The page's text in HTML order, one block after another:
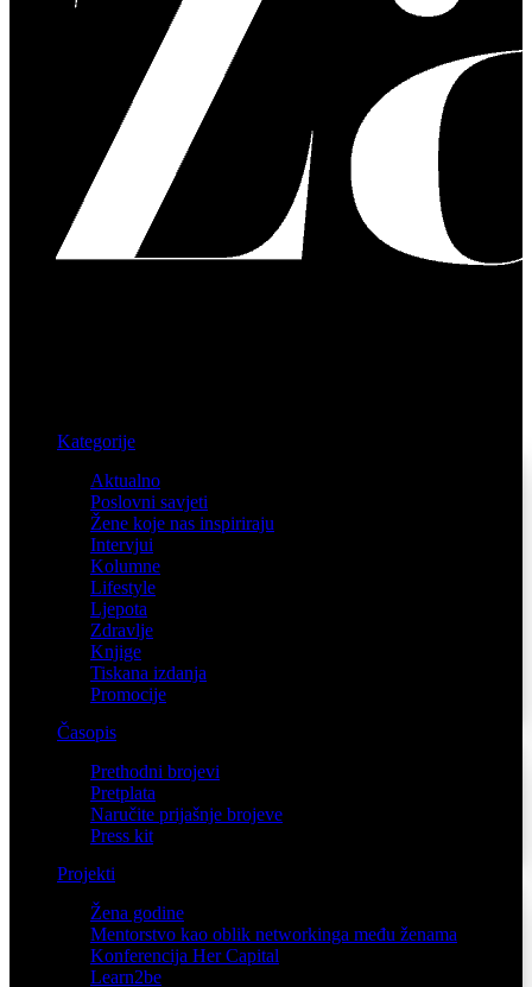
Kategorije
Aktualno
Poslovni savjeti
Žene koje nas inspiriraju
Intervjui
Kolumne
Lifestyle
Ljepota
Zdravlje
Knjige
Tiskana izdanja
Promocije
Časopis
Prethodni brojevi
Pretplata
Naručite prijašnje brojeve
Press kit
Projekti
Žena godine
Mentorstvo kao oblik networkinga među ženama
Konferencija Her Capital
Learn2be